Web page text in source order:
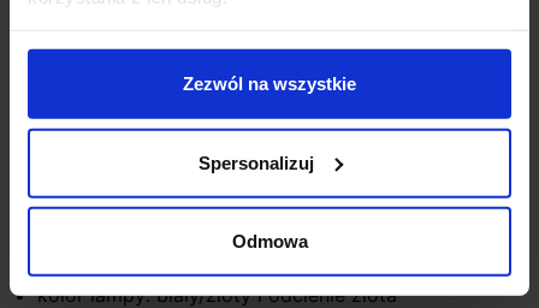
Zezwól na wszystkie
Spersonalizuj
Odmowa
wysokość (mm): 220
szerokość (mm): 210
ilość źródeł / rodzaj trzonka: 1 x E14
max moc źródła: 5W
kolor lampy: biały/złoty i odcienie złota